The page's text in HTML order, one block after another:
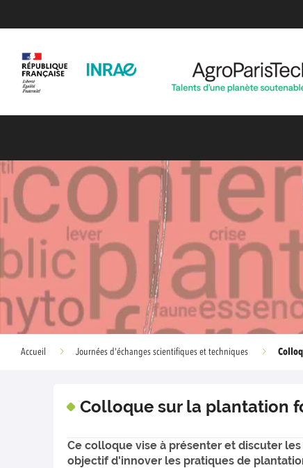
Accueil Journées d'échanges scientifiques et techniques
Colloque sur la plantation
Ce colloque vise à présenter et discuter
objectif d'innover les pratiques de